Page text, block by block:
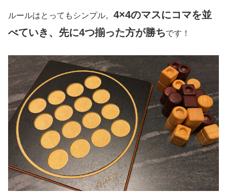
ルールはとってもシンプル。4×4のマスにコマを並
べていき、先に4つ揃った方が勝ちです！